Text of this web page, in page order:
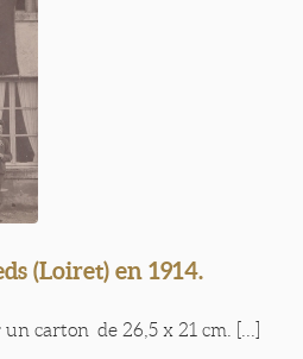
(Loiret) en 1914.
carton de 26,5 x 21 cm. [...]